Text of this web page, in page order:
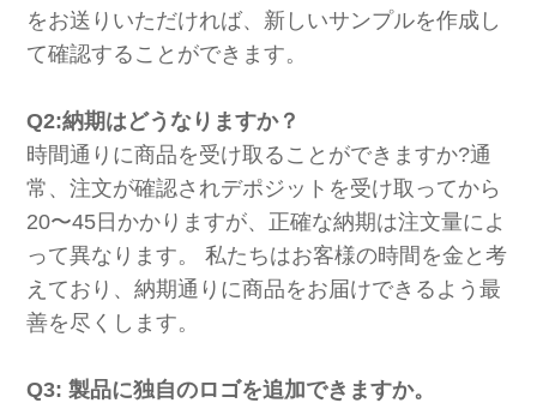
をお送りいただければ、新しいサンプルを作成し
て確認することができます。
Q2:納期はどうなりますか？
時間通りに商品を受け取ることができますか?通
常、注文が確認されデポジットを受け取ってから
20〜45日かかりますが、正確な納期は注文量によ
って異なります。 私たちはお客様の時間を金と考
えており、納期通りに商品をお届けできるよう最
善を尽くします。
Q3: 製品に独自のロゴを追加できますか。